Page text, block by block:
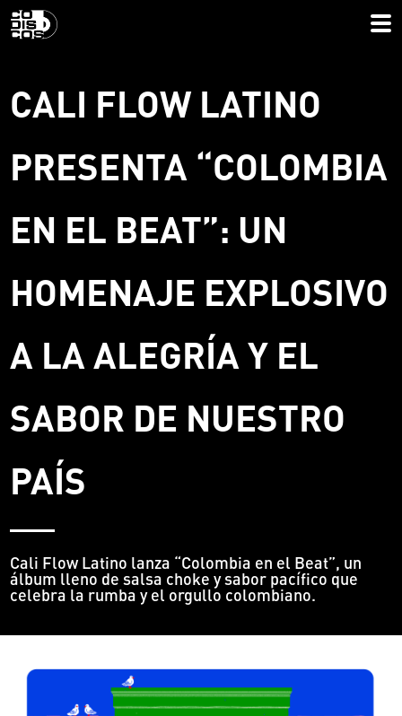
CALI FLOW LATINO
PRESENTA “COLOMBIA
EN EL BEAT”: UN
HOMENAJE EXPLOSIVO
A LA ALEGRÍA Y EL
SABOR DE NUESTRO
PAÍS
Cali Flow Latino lanza “Colombia en el Beat”, un
álbum lleno de salsa choke y sabor pacífico que
celebra la rumba y el orgullo colombiano.